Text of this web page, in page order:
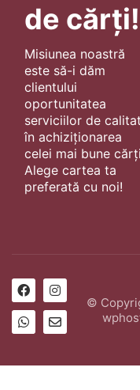
de cărți!
Misiunea noastră
este să-i dăm
clientului
oportunitatea
serviciilor de
în achiziționarea
celei mai bune
Alege cartea ta
preferată cu noi!
©